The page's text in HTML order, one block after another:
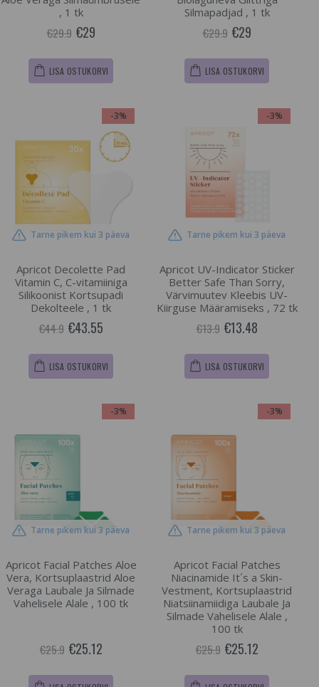
, 1 tk
€29.9 €29
LISA OSTUKORVI
Silmapadjad , 1 tk
€29.9 €29
LISA OSTUKORVI
-3%
Tarne pikem kui 3 päeva
Apricot Decolette Pad
Vitamin C, C-vitamiiniga
Silikoonist Kortsupadi
Dekolteele , 1 tk
€44.9 €43.55
LISA OSTUKORVI
-3%
Tarne pikem kui 3 päeva
Apricot UV-Indicator Sticker
Better Safe Than Sorry,
Värvimuutev Kleebis UV-
Kiirguse Määramiseks , 72 tk
€13.9 €13.48
LISA OSTUKORVI
-3%
Tarne pikem kui 3 päeva
Apricot Facial Patches Aloe
Vera, Kortsuplaastrid Aloe
Veraga Laubale Ja Silmade
Vahelisele Alale , 100 tk
€25.9 €25.12
-3%
Tarne pikem kui 3 päeva
Apricot Facial Patches
Niacinamide It´s a Skin-
Vestment, Kortsuplaastrid
Niatsiinamiidiga Laubale Ja
Silmade Vahelisele Alale ,
100 tk
€25.9 €25.12